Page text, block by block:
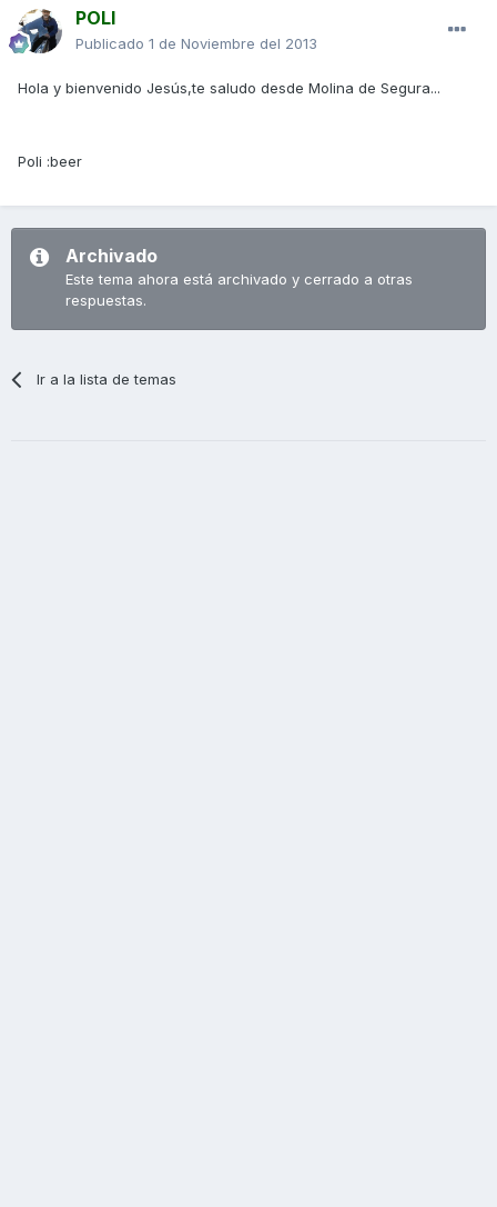
POLI
Publicado 1 de Noviembre del 2013
Hola y bienvenido Jesús,te saludo desde Molina de Segura...
Poli :beer
Archivado
Este tema ahora está archivado y cerrado a otras
respuestas.
Ir a la lista de temas